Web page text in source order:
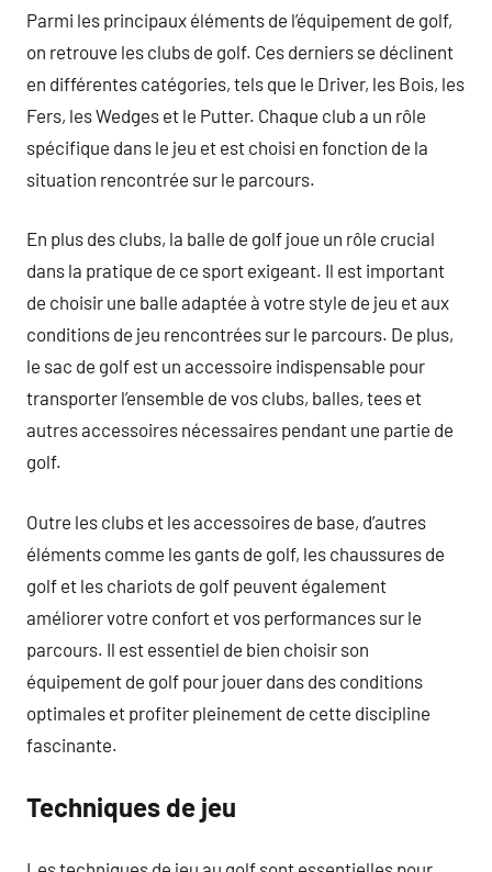
Parmi les principaux éléments de l’équipement de golf,
on retrouve les clubs de golf. Ces derniers se déclinent
en différentes catégories, tels que le Driver, les Bois, les
Fers, les Wedges et le Putter. Chaque club a un rôle
spécifique dans le jeu et est choisi en fonction de la
situation rencontrée sur le parcours.
En plus des clubs, la balle de golf joue un rôle crucial
dans la pratique de ce sport exigeant. Il est important
de choisir une balle adaptée à votre style de jeu et aux
conditions de jeu rencontrées sur le parcours. De plus,
le sac de golf est un accessoire indispensable pour
transporter l’ensemble de vos clubs, balles, tees et
autres accessoires nécessaires pendant une partie de
golf.
Outre les clubs et les accessoires de base, d’autres
éléments comme les gants de golf, les chaussures de
golf et les chariots de golf peuvent également
améliorer votre confort et vos performances sur le
parcours. Il est essentiel de bien choisir son
équipement de golf pour jouer dans des conditions
optimales et profiter pleinement de cette discipline
fascinante.
Techniques de jeu